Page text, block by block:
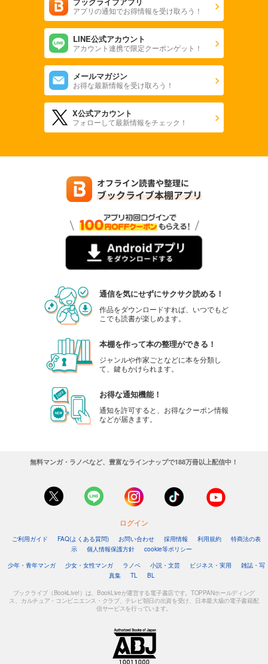
アプリの通知でお得情報を受け取ろう！
LINE公式アカウント
アカウント連携で限定クーポンゲット！
メールマガジン
お得な最新情報を受け取ろう！
X公式アカウント
フォローして最新情報をチェック！
通信を気にせずにサクサク読める！
作品をダウンロードすれば、いつでもど
こでも読書が楽しめます。
本棚を作って本の整理ができる！
ジャンルや作家ごとなどに本を分類し
て、鍵もかけられます。
お得な通知機能！
通知を許可すると、お得なクーポン情報
などが届きます。
無料マンガ・ラノベなど、豊富なラインナップで188万冊以上配信中！
ログイン
ご利用ガイド FAQ(よくある質問) お問い合わせ 採用情報 利用規約
特商法の表
示
個人情報保護方針
cookie等ポリシー
少年・青年マンガ
少女・女性マンガ ラノベ 小説・文芸 ビジネス・実用
雑誌・写
真集
TL BL
ブックライブ（BookLive!）は、BookLiveが運営する電子書店です。TOPPANホールディング
ス、カルチュア・コンビニエンス・クラブ、テレビ朝日の出資を受け、日本最大級の電子書籍配
信サービスを行っています。